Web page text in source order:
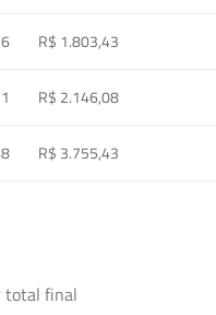
R$ 1.803,43
R$ 2.146,08
R$ 3.755,43
total final